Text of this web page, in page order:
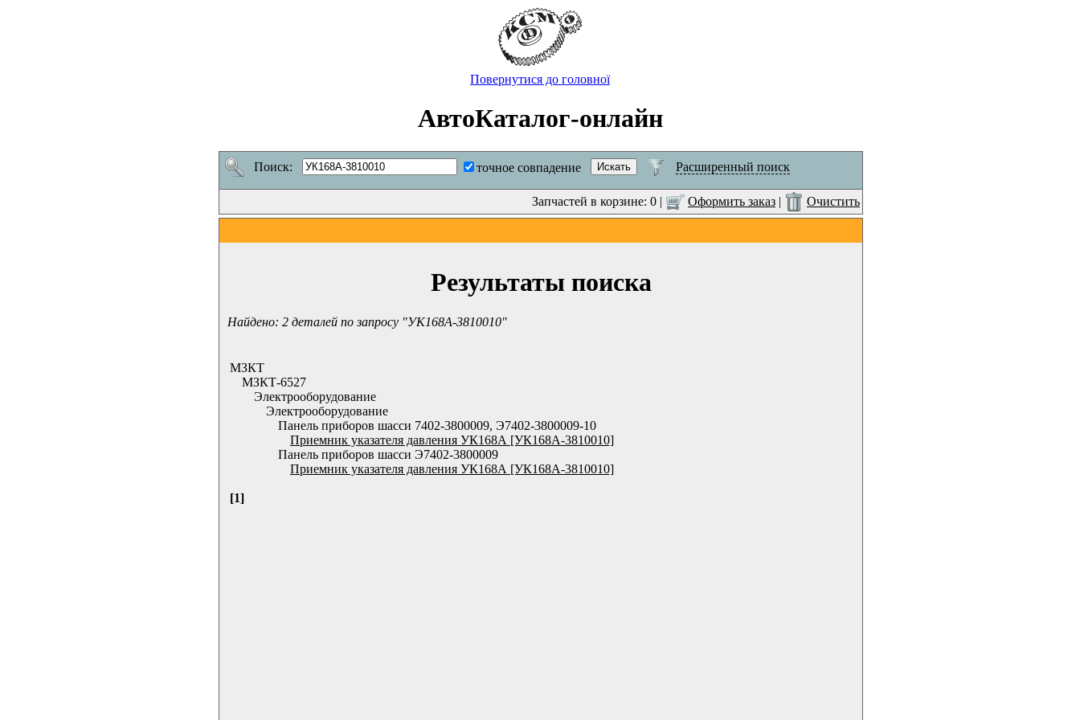
Повернутися до головної
АвтоКаталог-онлайн
Поиск: точное совпадение Расширенный поиск
Запчастей в корзине: 0 | Оформить заказ | Очистить
Результаты поиска
Найдено: 2 деталей по запросу "УК168А-3810010"
МЗКТ
МЗКТ-6527
Электрооборудование
Электрооборудование
Панель приборов шасси 7402-3800009, Э7402-3800009-10
Приемник указателя давления УК168А [УК168А-3810010]
Панель приборов шасси Э7402-3800009
Приемник указателя давления УК168А [УК168А-3810010]
[1]